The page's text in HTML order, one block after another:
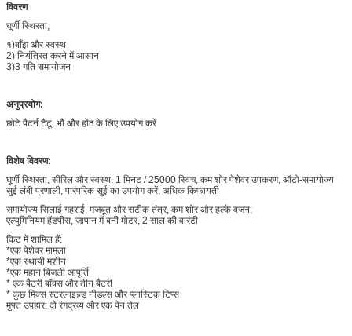
विवरण
घूर्णी स्थिरता,
१)बाँझ और स्वस्थ
2) नियंत्रित करने में आसान
3)3 गति समायोजन
अनुप्रयोग:
छोटे पैटर्न टैटू, भौं और होंठ के लिए उपयोग करें
विशेष विवरण:
घूर्णी स्थिरता, सीरिल और स्वस्थ, 1 मिनट / 25000 स्विच, कम शोर पेशेवर उपकरण, ऑटो-समायोज्य
सुई लंबी प्रणाली, पारंपरिक सुई का उपयोग करें, अधिक किफायती
समायोज्य सिलाई गहराई, मजबूत और सटीक तंत्र, कम शोर और हल्के वजन;
एल्युमिनियम हैंडपीस, जापान में बनी मोटर, 2 साल की वारंटी
किट में शामिल हैं:
*एक पेशेवर मामला
*एक स्थायी मशीन
*एक महान बिजली आपूर्ति
* एक बैटरी बॉक्स और तीन बैटरी
* कुछ मिक्स स्टरलाइज़्ड नीडल्स और प्लास्टिक टिप्स
मुफ्त उपहार: दो रंगद्रव्य और एक पेन तेल